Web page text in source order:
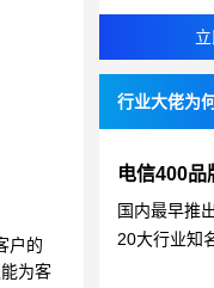
户的
为客
行业大佬为
电信400品
国内最早推
20大行业知